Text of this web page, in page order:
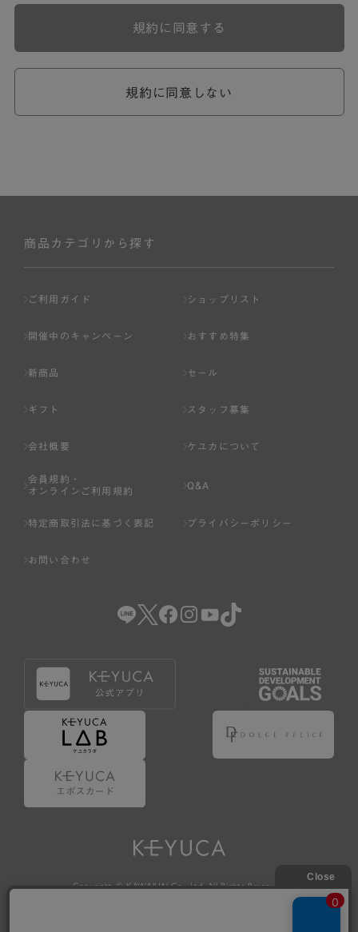
ら個別規定はその名称のいかんに関わらず、本規約の一部
めが優先されるものとします。
ません。
ページへの入力、または弊社が別途指定する方法に従って
基づき判断した場合は、弊社は、その登録を取り消すこと
のいずれかの事由に該当する場合は、その登録を拒否し、
または事前に通知することなく一旦なされた登録を取り消
いる場合。
（5） その他、本規約または個別規定に違反した場合。
4.会員登録が取り消された場合においても、当該会員は、
弊社とのお取引等により既に発生した支払義務等の取引上
の義務および本規約上の義務の履行責任を免れないものと
します。
5.仮登録とは、ケユカが提供するアプリ等でサービスを利
用するための簡易的な会員登録（以下「仮登録」といいま
6.仮登録をすることで、第9条のポイント付与を受けるこ
7.仮登録状態はポイントの利用は行えず、第3条1項の通り
規約に同意しない
規約に同意する
商品カテゴリから探す
ご利用ガイド ショップリスト
開催中のキャンペーン おすすめ特集
新商品 セール
ギフト スタッフ募集
会社概要 ケユカについて
会員規約・
オンラインご利用規約
Q&A
特定商取引法に基づく表記 プライバシーポリシー
お問い合わせ
Copyright © KAWAJUN Co., Ltd. All Rights Reserved.